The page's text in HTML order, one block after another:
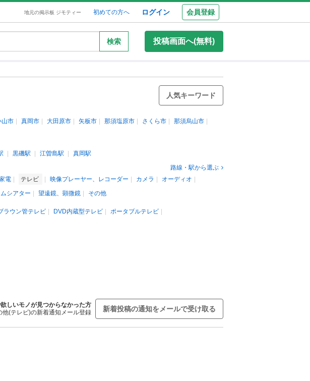
地元の掲示板 ジモティー 初めての方へ ログイン 会員登録
検索 投稿画面へ(無料)
人気キーワード
山市 真岡市 大田原市 矢板市 那須塩原市 さくら市
那須烏山市
黒磯駅 江曽島駅
真岡駅
路線・駅から選ぶ
電 テレビ 映像プレーヤー、レコーダー カメラ
オーディオ
シアター 望遠鏡、顕微鏡 その他
ラウン管テレビ DVD内蔵型テレビ
ポータブルテレビ
しいモノが見つからなかった方
他(テレビ)の新着通知メール登録
新着投稿の通知をメールで受け取る